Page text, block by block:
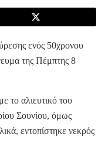
ενός 50χρονου
της Πέμπτης 8
το αλιευτικό του
Σουνίου, όμως
εντοπίστηκε νεκρός